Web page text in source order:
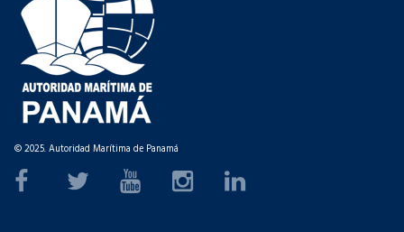
© 2025. Autoridad Marítima de Panamá